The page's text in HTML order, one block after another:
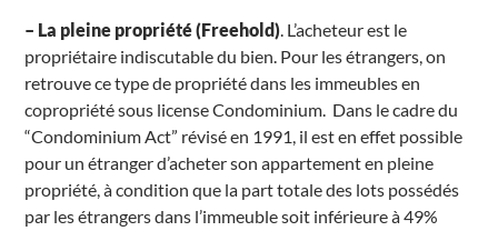
– La pleine propriété (Freehold). L’acheteur est le
propriétaire indiscutable du bien. Pour les étrangers, on
retrouve ce type de propriété dans les immeubles en
copropriété sous license Condominium. Dans le cadre du
“Condominium Act” révisé en 1991, il est en effet possible
pour un étranger d’acheter son appartement en pleine
propriété, à condition que la part totale des lots possédés
par les étrangers dans l’immeuble soit inférieure à 49%